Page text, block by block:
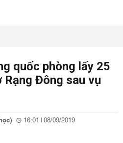
quốc phòng lấy 25
Rạng Đông sau vụ
16:01 | 08/09/2019